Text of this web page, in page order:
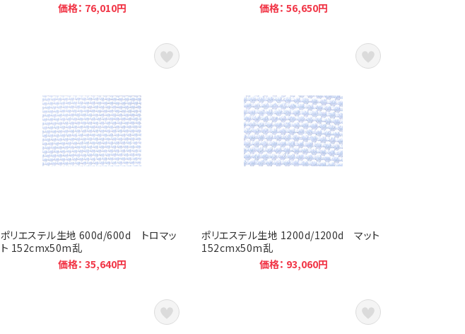
価格： 76,010円
価格： 56,650円
ポリエステル生地 600d/600d トロマッ
ト 152cmx50m乱
価格： 35,640円
ポリエステル生地 1200d/1200d マット
152cmx50m乱
価格： 93,060円